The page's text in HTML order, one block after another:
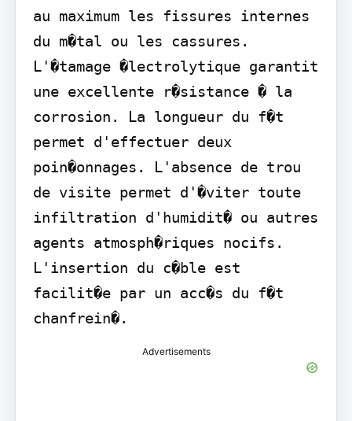
au maximum les fissures internes
du m�tal ou les cassures.
L'�tamage �lectrolytique garantit
une excellente r�sistance � la
corrosion. La longueur du f�t
permet d'effectuer deux
poin�onnages. L'absence de trou
de visite permet d'�viter toute
infiltration d'humidit� ou autres
agents atmosph�riques nocifs.
L'insertion du c�ble est
facilit�e par un acc�s du f�t
chanfrein�.
Advertisements